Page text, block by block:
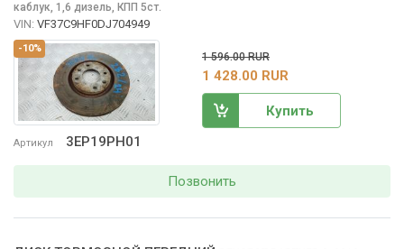
-10%
Артикул 3EP19PH01
каблук, 1,6 дизель, КПП 5ст.
VIN: VF37C9HF0DJ704949
1 596.00 RUR
1 428.00 RUR
Купить
Позвонить